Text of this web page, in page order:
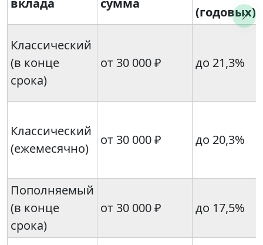
вклада сумма
(годовых)
Классический
(в конце
срока)
от 30 000 ₽ до 21,3%
Классический
(ежемесячно)
от 30 000 ₽ до 20,3%
Пополняемый
(в конце
срока)
от 30 000 ₽ до 17,5%